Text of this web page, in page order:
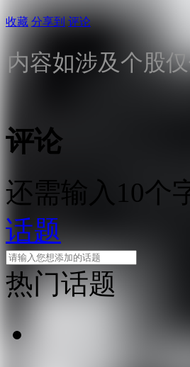
收藏 分享到 评论
内容如涉及个股
评论
还需输入10个
话题
热门话题